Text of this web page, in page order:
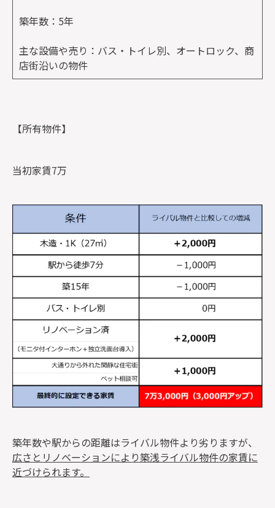
築年数：5年
主な設備や売り：バス・トイレ別、オートロック、商
店街沿いの物件
【所有物件】
当初家賃7万
築年数や駅からの距離はライバル物件より劣りますが、
広さとリノベーションにより築浅ライバル物件の家賃に
近づけられます。